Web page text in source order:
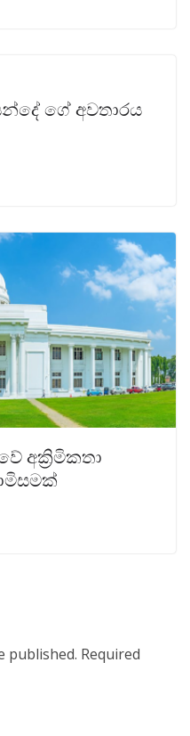
ගේ අවතාරය
අක්‍රිමිකතා
published. Required